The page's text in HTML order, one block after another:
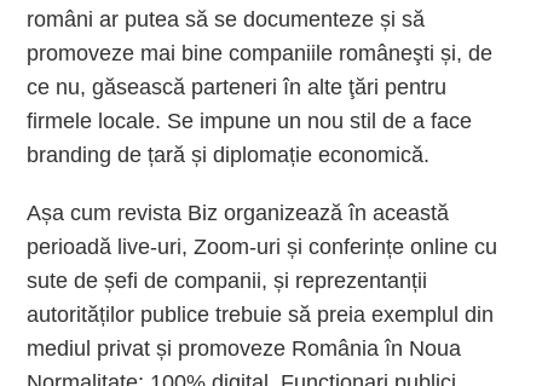
români ar putea să se documenteze și să
promoveze mai bine companiile româneşti și, de
ce nu, găsească parteneri în alte ţări pentru
firmele locale. Se impune un nou stil de a face
branding de țară și diplomație economică.
Așa cum revista Biz organizează în această
perioadă live-uri, Zoom-uri și conferințe online cu
sute de șefi de companii, și reprezentanții
autorităților publice trebuie să preia exemplul din
mediul privat și promoveze România în Noua